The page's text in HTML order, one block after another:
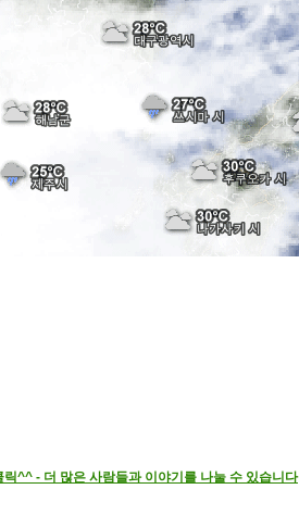
^^ - 더 많은 사람들과 이야기를 나눌 수 있습니다